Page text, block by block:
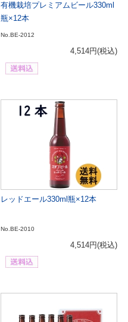
有機栽培プレミアムビール330ml
瓶×12本
No.BE-2012
4,514円(税込)
レッドエール330ml瓶×12本
No.BE-2010
4,514円(税込)